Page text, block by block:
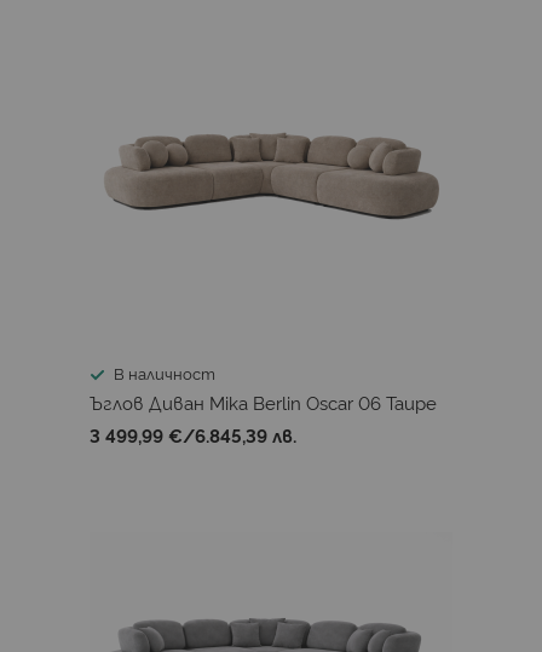
В наличност
Ъглов Диван Mika Berlin Oscar 06 Taupe
3 499,99 €/6.845,39 лв.